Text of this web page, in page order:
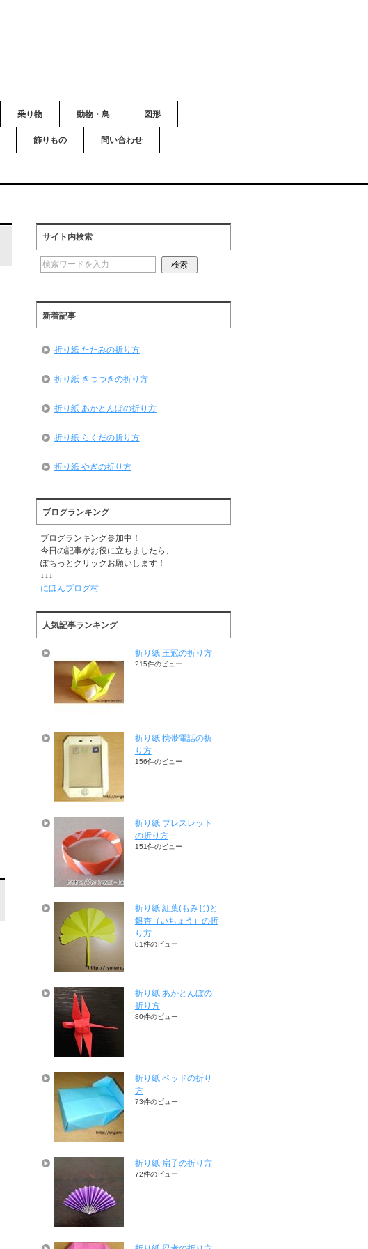
乗り物 動物・鳥 図形
飾りもの 問い合わせ
サイト内検索
新着記事
折り紙 たたみの折り方
折り紙 きつつきの折り方
折り紙 あかとんぼの折り方
折り紙 らくだの折り方
折り紙 やぎの折り方
ブログランキング
ブログランキング参加中！
今日の記事がお役に立ちましたら、
ぽちっとクリックお願いします！
↓↓↓
にほんブログ村
人気記事ランキング
折り紙 王冠の折り方
215件のビュー
折り紙 携帯電話の折
り方
156件のビュー
折り紙 ブレスレット
の折り方
151件のビュー
折り紙 紅葉(もみじ)と
銀杏（いちょう）の折
り方
81件のビュー
折り紙 あかとんぼの
折り方
80件のビュー
折り紙 ベッドの折り
方
73件のビュー
折り紙 扇子の折り方
72件のビュー